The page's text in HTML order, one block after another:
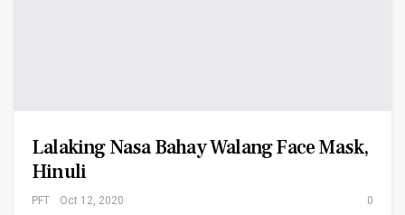
Lalaking Nasa Bahay Walang Face Mask,
Hinuli
PFT Oct 12, 2020 0